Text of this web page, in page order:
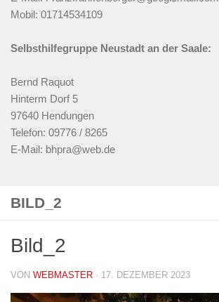
BILD_2
Bild_2
VON WEBMASTER · 17. DEZEMBER 2023
Mobil: 01714534109
Selbsthilfegruppe Neustadt an der Saale:
Bernd Raquot
Hinterm Dorf 5
97640 Hendungen
Telefon: 09776 / 8265
E-Mail: bhpra@web.de